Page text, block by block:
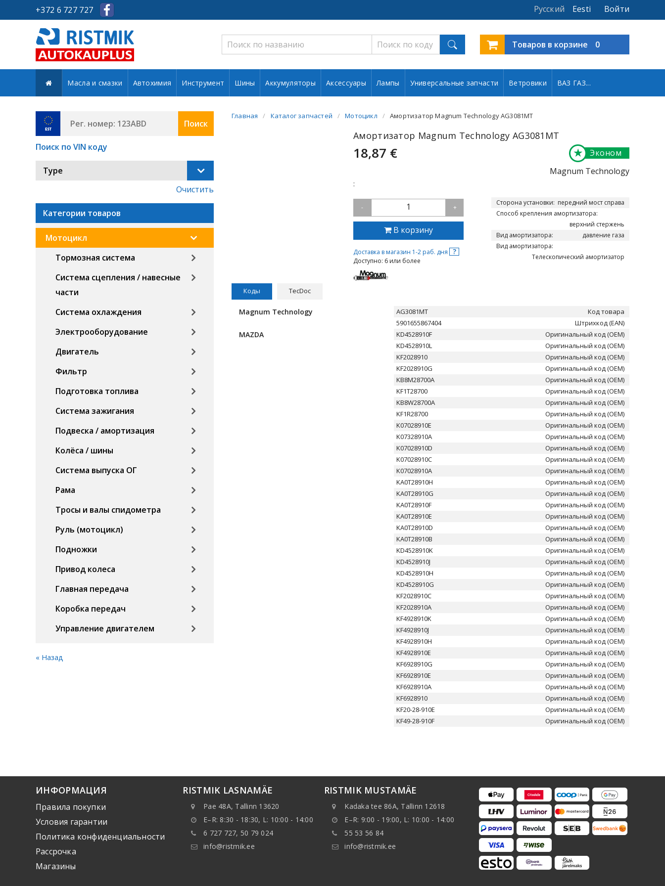
+372 6 727 727 Войти
Eesti
Русский
Товаров в корзине 0
Масла и смазки Автохимия Инструмент Шины Аккумуляторы Аксессуары Лампы Универсальные запчасти Ветровики ВАЗ ГАЗ...
Поиск
Поиск по VIN коду
Type
Очистить
Категории товаров
Мотоцикл
Тормозная система
Система сцепления / навесные
части
Система охлаждения
Электрооборудование
Двигатель
Фильтр
Подготовка топлива
Система зажигания
Подвеска / амортизация
Колёса / шины
Система выпуска ОГ
Рама
Тросы и валы спидометра
Руль (мотоцикл)
Подножки
Привод колеса
Главная передача
Коробка передач
Управление двигателем
« Назад
Главная Каталог запчастей Мотоцикл Амортизатор Magnum Technology AG3081MT
Амортизатор Magnum Technology AG3081MT
18,87 € Эконом
★
Magnum Technology
:
- 1 +
В корзину
Доставка в магазин 1-2 раб. дня ?
Доступно: 6 или более
Сторона установки: передний мост справа
Способ крепления амортизатора:
верхний стержень
Вид амортизатора:
давление газа
Вид амортизатора:
Телескопический амортизатор
Коды TecDoc
Magnum Technology AG3081MT
Код товара
5901655867404
Штрихкод (EAN)
MAZDA KD4528910F
Оригинальный код (OEM)
KD4528910L
Оригинальный код (OEM)
KF2028910
Оригинальный код (OEM)
KF2028910G
Оригинальный код (OEM)
KB8M28700A
Оригинальный код (OEM)
KF1T28700
Оригинальный код (OEM)
KB8W28700A
Оригинальный код (OEM)
KF1R28700
Оригинальный код (OEM)
K07028910E
Оригинальный код (OEM)
K07328910A
Оригинальный код (OEM)
K07028910D
Оригинальный код (OEM)
K07028910C
Оригинальный код (OEM)
K07028910A
Оригинальный код (OEM)
KA0T28910H
Оригинальный код (OEM)
KA0T28910G
Оригинальный код (OEM)
KA0T28910F
Оригинальный код (OEM)
KA0T28910E
Оригинальный код (OEM)
KA0T28910D
Оригинальный код (OEM)
KA0T28910B
Оригинальный код (OEM)
KD4528910K
Оригинальный код (OEM)
KD4528910J
Оригинальный код (OEM)
KD4528910H
Оригинальный код (OEM)
KD4528910G
Оригинальный код (OEM)
KF2028910C
Оригинальный код (OEM)
KF2028910A
Оригинальный код (OEM)
KF4928910K
Оригинальный код (OEM)
KF4928910J
Оригинальный код (OEM)
KF4928910H
Оригинальный код (OEM)
KF4928910E
Оригинальный код (OEM)
KF6928910G
Оригинальный код (OEM)
KF6928910E
Оригинальный код (OEM)
KF6928910A
Оригинальный код (OEM)
KF6928910
Оригинальный код (OEM)
KF20-28-910E
Оригинальный код (OEM)
KF49-28-910F
Оригинальный код (OEM)
ИНФОРМАЦИЯ
Правила покупки
Условия гарантии
Политика конфиденциальности
Рассрочка
Mагазины
RISTMIK LASNAMÄE
Pae 48A, Tallinn 13620
E–R: 8:30 - 18:30, L: 10:00 - 14:00
6 727 727, 50 79 024
info@ristmik.ee
RISTMIK MUSTAMÄE
Kadaka tee 86A, Tallinn 12618
E–R: 9:00 - 19:00, L: 10:00 - 14:00
55 53 56 84
info@ristmik.ee